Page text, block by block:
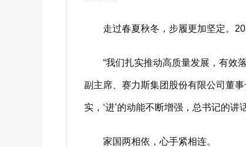
走过春夏秋冬，步履更加坚定。
“我们扎实推动高质量发展，有效落
副主席、赛力斯集团股份有限公司董
实，‘进’的动能不断增强，总书记的讲
家国两相依，心手紧相连。